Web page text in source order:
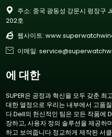

주소: 중국 광동성 강문시 펑장구
202호
 웹사이트:
 이메일:
에 대한
SUPER은 공정과 혁신을 모두 갖춘 최
대한 열정으로 우리는 내부에서 고품
다.Dell의 헌신적인 팀은 모든 작품에
장하고, 사용자 정의 솔루션을 제공하
하고 보여줍니다.정교하게 제작된 서